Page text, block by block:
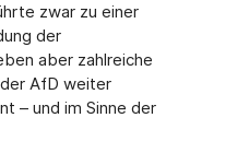
zwar zu einer
der
aber zahlreiche
AfD weiter
– und im Sinne der